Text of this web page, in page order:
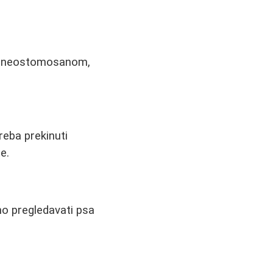
prekinuti
pregledavati psa